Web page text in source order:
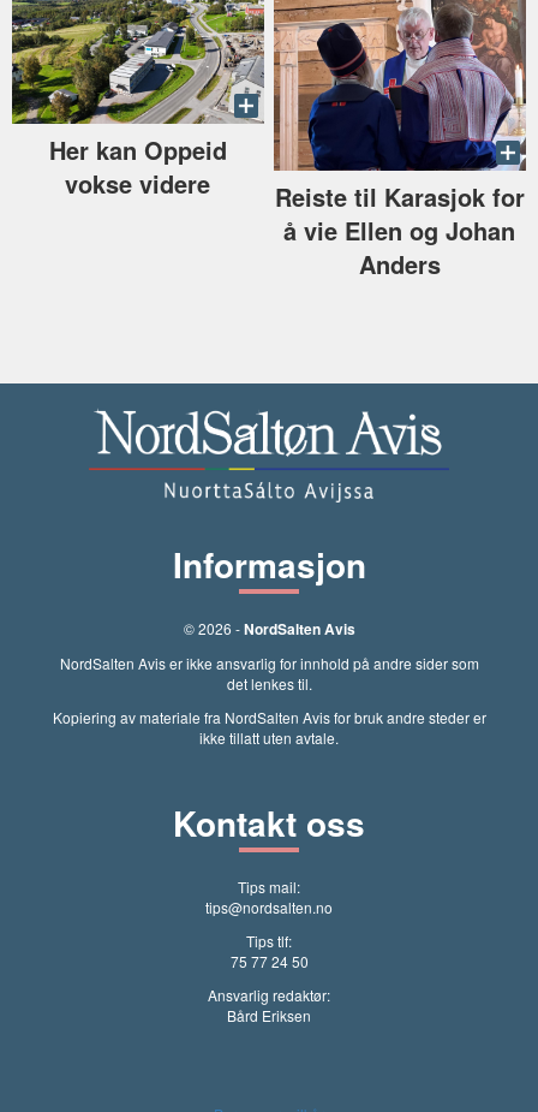
Her kan Oppeid
vokse videre
Reiste til Karasjok for
å vie Ellen og Johan
Anders
Informasjon
© 2026 -NordSalten Avis
NordSalten Avis er ikke ansvarlig for innhold på andre sider som
det lenkes til.
Kopiering av materiale fra NordSalten Avis for bruk andre steder er
ikke tillatt uten avtale.
Kontakt oss
Tips mail:
tips@nordsalten.no
Tips tlf:
75 77 24 50
Ansvarlig redaktør:
Bård Eriksen